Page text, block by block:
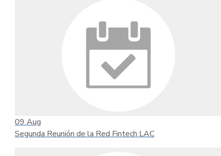
09 Aug
Segunda Reunión de la Red Fintech LAC